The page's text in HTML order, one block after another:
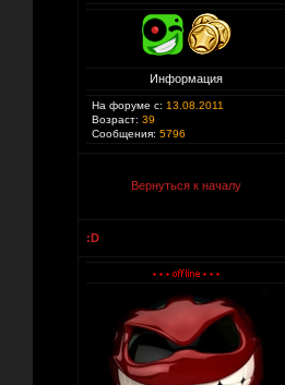
Информация
На форуме с: 13.08.2011
Возраст: 39
Сообщения: 5796
Вернуться к началу
:D